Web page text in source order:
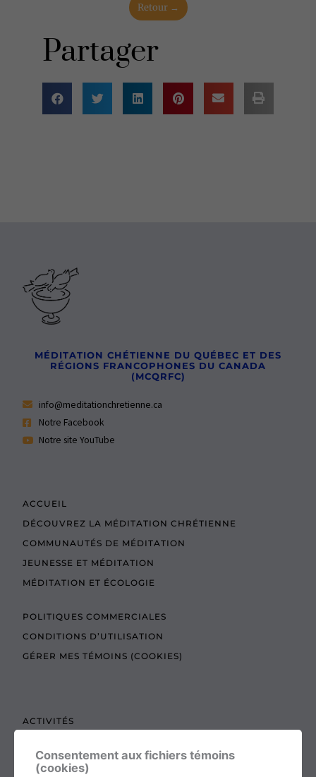
Retour →
Partager
MÉDITATION CHÉTIENNE DU QUÉBEC ET DES
RÉGIONS FRANCOPHONES DU CANADA
(MCQRFC)
info@meditationchretienne.ca
Notre Facebook
Notre site YouTube
ACCUEIL
DÉCOUVREZ LA MÉDITATION CHRÉTIENNE
COMMUNAUTÉS DE MÉDITATION
JEUNESSE ET MÉDITATION
MÉDITATION ET ÉCOLOGIE
POLITIQUES COMMERCIALES
CONDITIONS D’UTILISATION
GÉRER MES TÉMOINS (COOKIES)
ACTIVITÉS
ADMINISTRATION
Consentement aux fichiers témoins
(cookies)